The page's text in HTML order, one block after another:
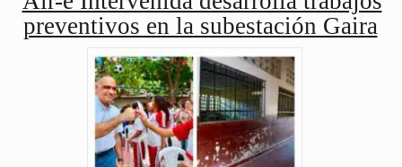
preventivos en la subestación Gaira